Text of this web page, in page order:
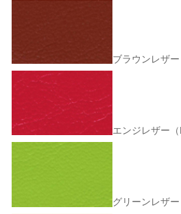
ブラウンレザー
エンジレザー（
グリーンレザー